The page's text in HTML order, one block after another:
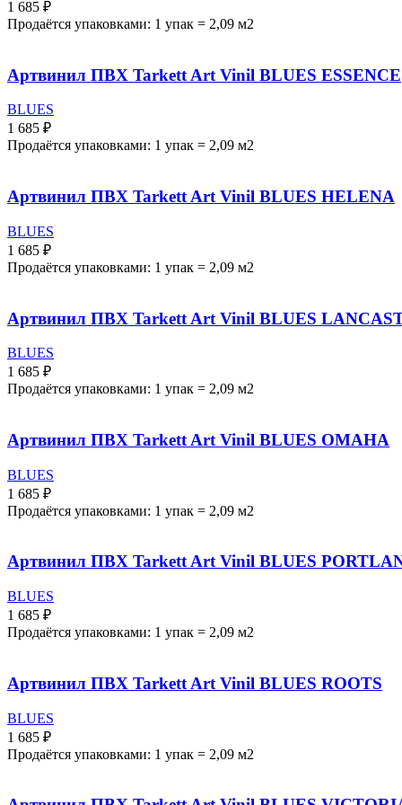
1 685 ₽
Продаётся упаковками: 1 упак = 2,09 м2
Артвинил ПВХ Tarkett Art Vinil BLUES ESSENCE
BLUES
1 685 ₽
Продаётся упаковками: 1 упак = 2,09 м2
Артвинил ПВХ Tarkett Art Vinil BLUES HELENA
BLUES
1 685 ₽
Продаётся упаковками: 1 упак = 2,09 м2
Артвинил ПВХ Tarkett Art Vinil BLUES
BLUES
1 685 ₽
Продаётся упаковками: 1 упак = 2,09 м2
Артвинил ПВХ Tarkett Art Vinil BLUES OMAHA
BLUES
1 685 ₽
Продаётся упаковками: 1 упак = 2,09 м2
Артвинил ПВХ Tarkett Art Vinil BLUES
BLUES
1 685 ₽
Продаётся упаковками: 1 упак = 2,09 м2
Артвинил ПВХ Tarkett Art Vinil BLUES ROOTS
BLUES
1 685 ₽
Продаётся упаковками: 1 упак = 2,09 м2